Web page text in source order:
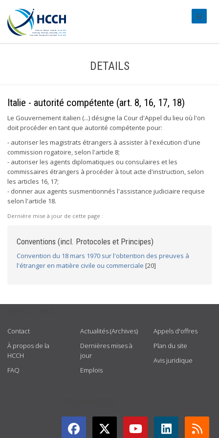
DETAILS
Italie - autorité compétente (art. 8, 16, 17, 18)
Le Gouvernement italien (...) désigne la Cour d'Appel du lieu où l'on
doit procéder en tant que autorité compétente pour:
- autoriser les magistrats étrangers à assister à l'exécution d'une
commission rogatoire, selon l'article 8;
- autoriser les agents diplomatiques ou consulaires et les
commissaires étrangers à procéder à tout acte d'instruction, selon
les articles 16, 17;
- donner aux agents susmentionnés l'assistance judiciaire requise
selon l'article 18.
Dernière mise à jour de cette page :
Conventions (incl. Protocoles et Principes)
Convention du 18 mars 1970 sur l'obtention des preuves à
l'étranger en matière civile ou commerciale [20]
Contact
À propos de la
HCCH
FAQ
Actualités (Archives)
Dernières mises à
jour
Emplois
Appels d'offres
Plan du site
Avis juridique